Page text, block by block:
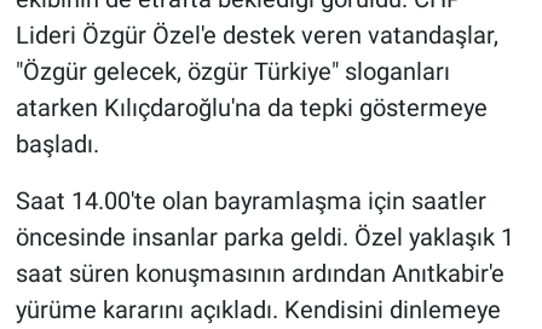
Lideri Özgür Özel'e destek veren vatandaşlar,
"Özgür gelecek, özgür Türkiye" sloganları
atarken Kılıçdaroğlu'na da tepki göstermeye
başladı.
Saat 14.00'te olan bayramlaşma için saatler
öncesinde insanlar parka geldi. Özel yaklaşık 1
saat süren konuşmasının ardından Anıtkabir'e
yürüme kararını açıkladı. Kendisini dinlemeye